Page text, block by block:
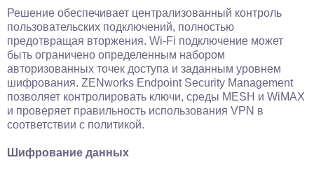
Решение обеспечивает централизованный контроль
пользовательских подключений, полностью
предотвращая вторжения. Wi-Fi подключение может
быть ограничено определенным набором
авторизованных точек доступа и заданным уровнем
шифрования. ZENworks Endpoint Security Management
позволяет контролировать ключи, среды MESH и WiMAX
и проверяет правильность использования VPN в
соответствии с политикой.
Шифрование данных